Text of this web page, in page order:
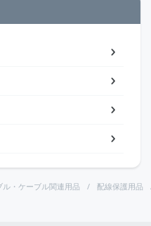
ル・ケーブル関連用品 配線保護用品